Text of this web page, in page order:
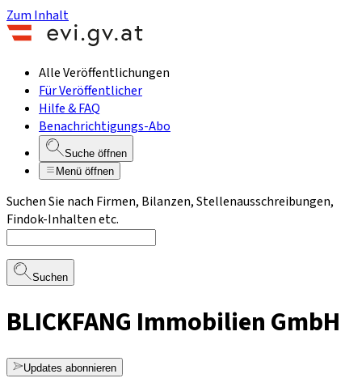
Zum Inhalt
Alle Veröffentlichungen
Für Veröffentlicher
Hilfe & FAQ
Benachrichtigungs-Abo
Suche öffnen
Menü öffnen
Suchen Sie nach Firmen, Bilanzen, Stellenausschreibungen,
Findok-Inhalten etc.
Suchen
BLICKFANG Immobilien GmbH
Updates abonnieren